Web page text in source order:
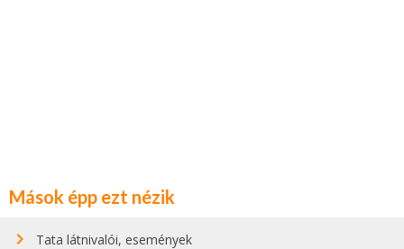
Mások épp ezt nézik
Tata látnivalói, események